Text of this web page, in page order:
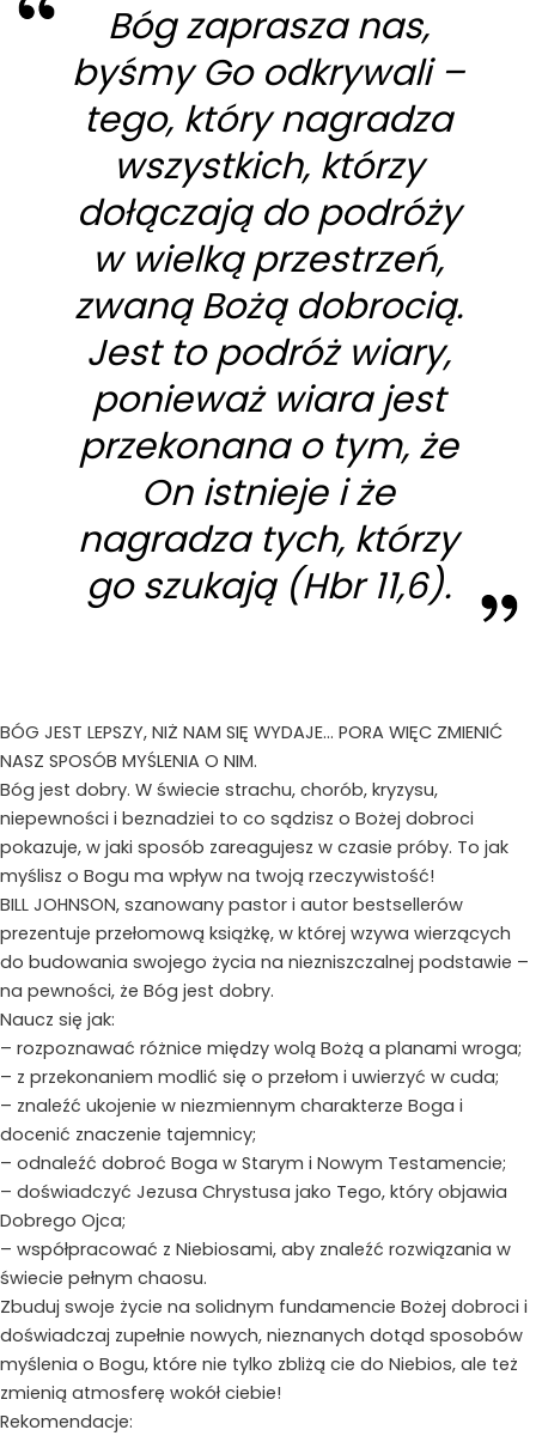
Bóg zaprasza nas,
byśmy Go odkrywali –
tego, który nagradza
wszystkich, którzy
dołączają do podróży
w wielką przestrzeń,
zwaną Bożą dobrocią.
Jest to podróż wiary,
ponieważ wiara jest
przekonana o tym, że
On istnieje i że
nagradza tych, którzy
go szukają (Hbr 11,6).
BÓG JEST LEPSZY, NIŻ NAM SIĘ WYDAJE… PORA WIĘC ZMIENIĆ
NASZ SPOSÓB MYŚLENIA O NIM.
Bóg jest dobry. W świecie strachu, chorób, kryzysu,
niepewności i beznadziei to co sądzisz o Bożej dobroci
pokazuje, w jaki sposób zareagujesz w czasie próby. To jak
myślisz o Bogu ma wpływ na twoją rzeczywistość!
BILL JOHNSON, szanowany pastor i autor bestsellerów
prezentuje przełomową książkę, w której wzywa wierzących
do budowania swojego życia na niezniszczalnej podstawie –
na pewności, że Bóg jest dobry.
Naucz się jak:
– rozpoznawać różnice między wolą Bożą a planami wroga;
– z przekonaniem modlić się o przełom i uwierzyć w cuda;
– znaleźć ukojenie w niezmiennym charakterze Boga i
docenić znaczenie tajemnicy;
– odnaleźć dobroć Boga w Starym i Nowym Testamencie;
– doświadczyć Jezusa Chrystusa jako Tego, który objawia
Dobrego Ojca;
– współpracować z Niebiosami, aby znaleźć rozwiązania w
świecie pełnym chaosu.
Zbuduj swoje życie na solidnym fundamencie Bożej dobroci i
doświadczaj zupełnie nowych, nieznanych dotąd sposobów
myślenia o Bogu, które nie tylko zbliżą cie do Niebios, ale też
zmienią atmosferę wokół ciebie!
Rekomendacje: